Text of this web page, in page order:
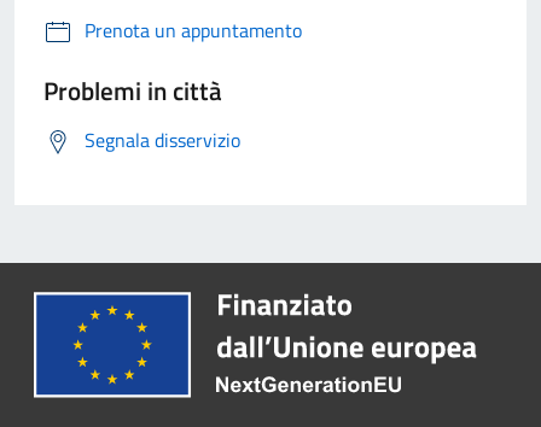
Prenota un appuntamento
Problemi in città
Segnala disservizio